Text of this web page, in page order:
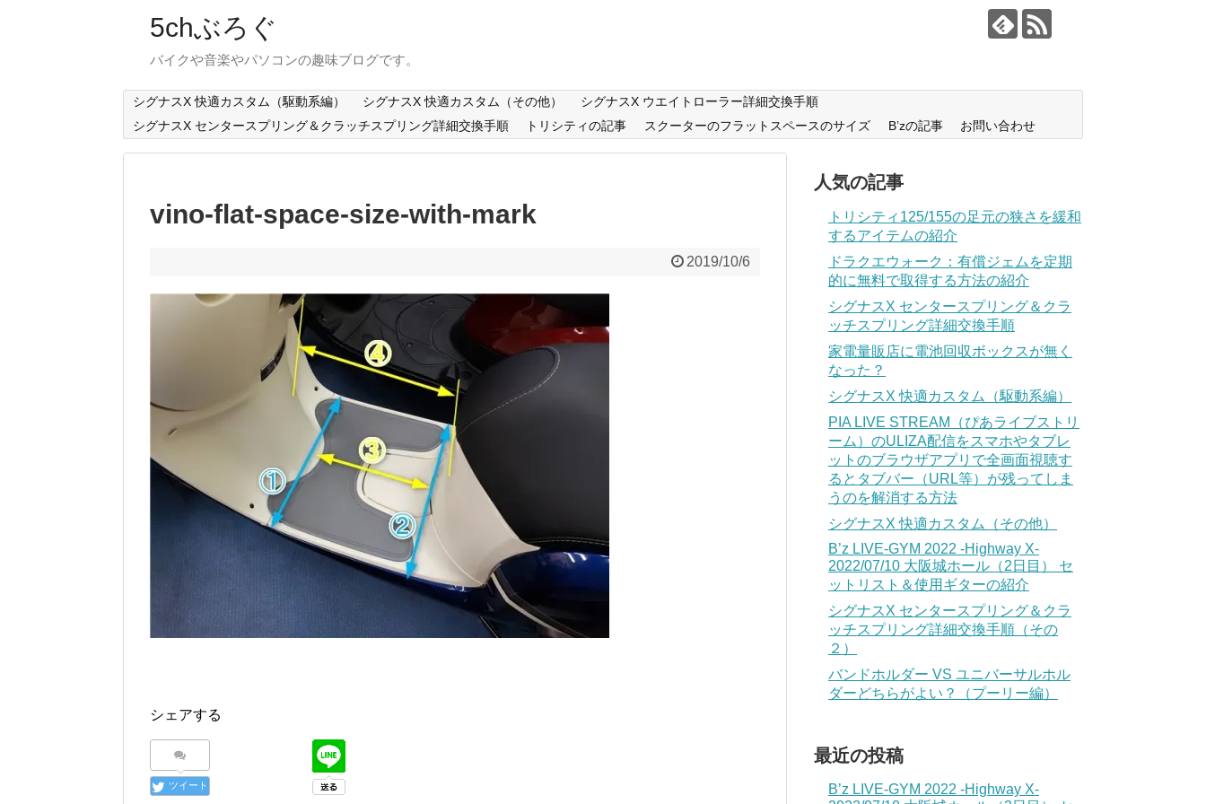
5chぶろぐ
バイクや音楽やパソコンの趣味ブログです。
シグナスX 快適カスタム（駆動系編） シグナスX 快適カスタム（その他）
シグナスX ウエイトローラー詳細交換手順
シグナスX センタースプリング＆クラッチスプリング詳細交換手順
トリシティの記事 スクーターのフラットスペースのサイズ B’zの記事 お問い合わせ
vino-flat-space-size-with-mark
2019/10/6
シェアする
ツイート
人気の記事
トリシティ125/155の足元の狭さを緩和
するアイテムの紹介
ドラクエウォーク：有償ジェムを定期
的に無料で取得する方法の紹介
シグナスX センタースプリング＆クラ
ッチスプリング詳細交換手順
家電量販店に電池回収ボックスが無く
なった？
シグナスX 快適カスタム（駆動系編）
PIA LIVE STREAM（ぴあライブストリ
ーム）のULIZA配信をスマホやタブレ
ットのブラウザアプリで全画面視聴す
るとタブバー（URL等）が残ってしま
うのを解消する方法
シグナスX 快適カスタム（その他）
B’z LIVE-GYM 2022 -Highway X-
2022/07/10 大阪城ホール（2日目） セ
ットリスト＆使用ギターの紹介
シグナスX センタースプリング＆クラ
ッチスプリング詳細交換手順（その
２）
バンドホルダー VS ユニバーサルホル
ダーどちらがよい？（プーリー編）
最近の投稿
B’z LIVE-GYM 2022 -Highway X-